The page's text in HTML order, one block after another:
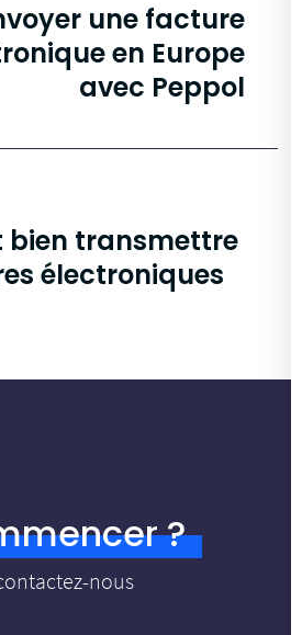
une facture
en Europe
avec Peppol
bien transmettre
électroniques
?
nous